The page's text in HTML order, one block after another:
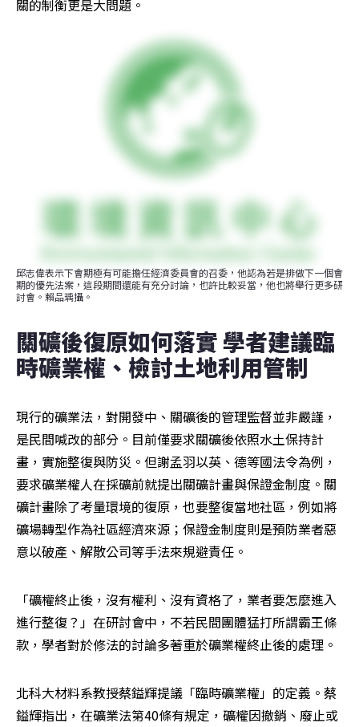
關的制衡更是大問題。
邱志偉表示下會期極有可能擔任經濟委員會的召委，他認為若是排做下一個會
期的優先法案，這段期間還能有充分討論，也許比較妥當，他也將舉行更多研
討會。賴品瑀攝。
關礦後復原如何落實 學者建議臨
時礦業權、檢討土地利用管制
現行的礦業法，對開發中、關礦後的管理監督並非嚴謹，
是民間喊改的部分。目前僅要求關礦後依照水土保持計
畫，實施整復與防災。但謝孟羽以英、德等國法令為例，
要求礦業權人在採礦前就提出關礦計畫與保證金制度。關
礦計畫除了考量環境的復原，也要整復當地社區，例如將
礦場轉型作為社區經濟來源；保證金制度則是預防業者惡
意以破產、解散公司等手法來規避責任。
「礦權終止後，沒有權利、沒有資格了，業者要怎麼進入
進行整復？」在研討會中，不若民間團體猛打所謂霸王條
款，學者對於修法的討論多著重於礦業權終止後的處理。
北科大材料系教授蔡鎰輝提議「臨時礦業權」的定義。蔡
鎰輝指出，在礦業法第40條有規定，礦權因撤銷、廢止或